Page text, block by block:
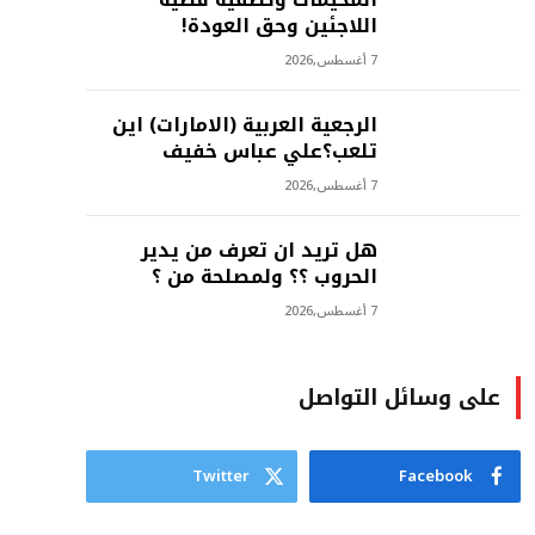
اللاجئين وحق العودة!
7 أغسطس,2026
الرجعية العربية (الامارات) اين
تلعب؟علي عباس خفيف
7 أغسطس,2026
هل تريد ان تعرف من يدير
الحروب ؟؟ ولمصلحة من ؟
7 أغسطس,2026
على وسائل التواصل
Facebook
Twitter